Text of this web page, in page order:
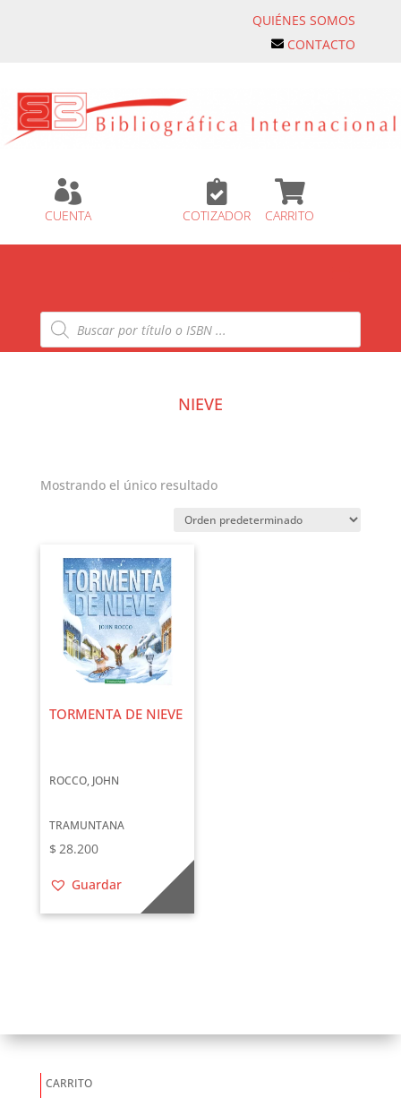
QUIÉNES SOMOS
CONTACTO

CUENTA

COTIZADOR

CARRITO
Búsqueda
de
productos
NIEVE
Mostrando el único resultado
TORMENTA DE NIEVE
ROCCO, JOHN
TRAMUNTANA
$ 28.200
Guardar
CARRITO